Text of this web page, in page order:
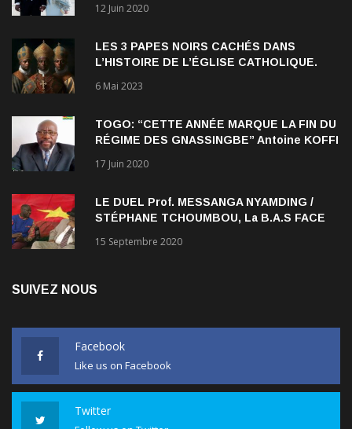
Verrett lui a ouvert les yeux sur le racisme
12 Juin 2020
LES 3 PAPES NOIRS CACHÉS DANS
L’HISTOIRE DE L’ÉGLISE CATHOLIQUE.
6 Mai 2023
TOGO: “CETTE ANNÉE MARQUE LA FIN DU
RÉGIME DES GNASSINGBE” Antoine KOFFI
17 Juin 2020
LE DUEL Prof. MESSANGA NYAMDING /
STÉPHANE TCHOUMBOU, La B.A.S FACE
15 Septembre 2020
SUIVEZ NOUS
Facebook
Like us on Facebook
Twitter